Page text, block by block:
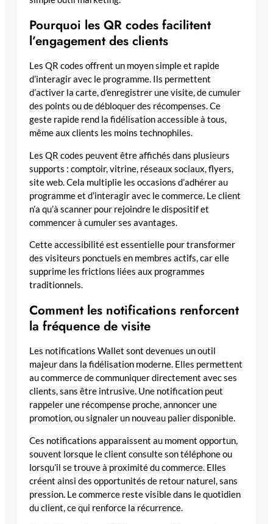
Pourquoi les QR codes facilitent
l’engagement des clients
Les QR codes offrent un moyen simple et rapide
d’interagir avec le programme. Ils permettent
d’activer la carte, d’enregistrer une visite, de cumuler
des points ou de débloquer des récompenses. Ce
geste rapide rend la fidélisation accessible à tous,
même aux clients les moins technophiles.
Les QR codes peuvent être affichés dans plusieurs
supports : comptoir, vitrine, réseaux sociaux, flyers,
site web. Cela multiplie les occasions d’adhérer au
programme et d’interagir avec le commerce. Le client
n’a qu’à scanner pour rejoindre le dispositif et
commencer à cumuler ses avantages.
Cette accessibilité est essentielle pour transformer
des visiteurs ponctuels en membres actifs, car elle
supprime les frictions liées aux programmes
traditionnels.
Comment les notifications renforcent
la fréquence de visite
Les notifications Wallet sont devenues un outil
majeur dans la fidélisation moderne. Elles permettent
au commerce de communiquer directement avec ses
clients, sans être intrusive. Une notification peut
rappeler une récompense proche, annoncer une
promotion, ou signaler un nouveau palier disponible.
Ces notifications apparaissent au moment opportun,
souvent lorsque le client consulte son téléphone ou
lorsqu’il se trouve à proximité du commerce. Elles
créent ainsi des opportunités de retour naturel, sans
pression. Le commerce reste visible dans le quotidien
du client, ce qui renforce la récurrence.